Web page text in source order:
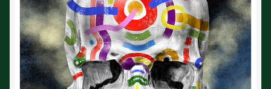
プ
作家申請
初めての方へ